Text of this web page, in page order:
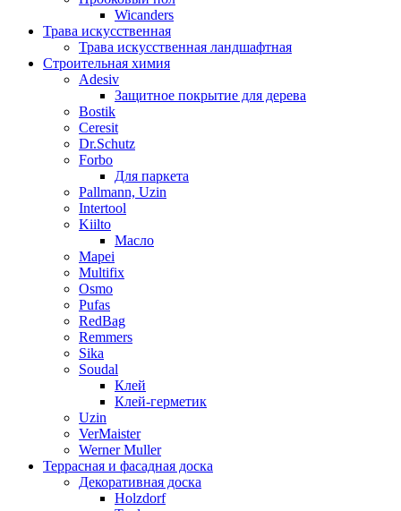
Wicanders
Трава искусственная
Трава искусственная ландшафтная
Строительная химия
Adesiv
Защитное покрытие для дерева
Bostik
Ceresit
Dr.Schutz
Forbo
Для паркета
Pallmann, Uzin
Intertool
Kiilto
Масло
Mapei
Multifix
Osmo
Pufas
RedBag
Remmers
Sika
Soudal
Клей
Клей-герметик
Uzin
VerMaister
Werner Muller
Террасная и фасадная доска
Декоративная доска
Holzdorf